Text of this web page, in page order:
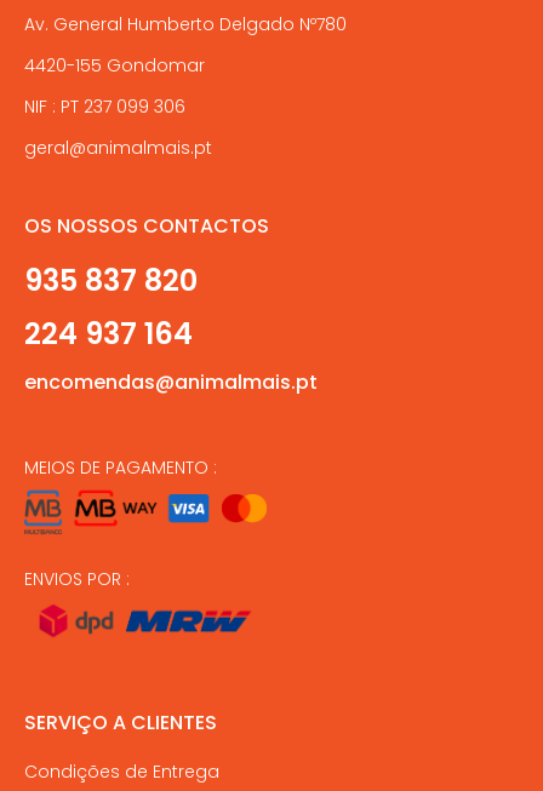
Av. General Humberto Delgado Nº780
4420-155 Gondomar
NIF : PT 237 099 306
geral@animalmais.pt
OS NOSSOS CONTACTOS
935 837 820
224 937 164
encomendas@animalmais.pt
MEIOS DE PAGAMENTO :
ENVIOS POR :
SERVIÇO A CLIENTES
Condições de Entrega